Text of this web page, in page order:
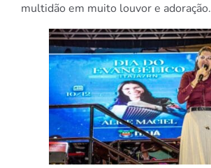
multidão em muito louvor e adoração.